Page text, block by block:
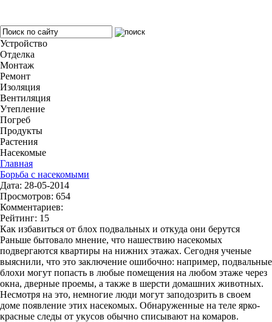
Устройство
Отделка
Монтаж
Ремонт
Изоляция
Вентиляция
Утепление
Погреб
Продукты
Растения
Насекомые
Главная
Борьба с насекомыми
Дата: 28-05-2014
Просмотров: 654
Комментариев:
Рейтинг: 15
Как избавиться от блох подвальных и откуда они берутся
Раньше бытовало мнение, что нашествию насекомых
подвергаются квартиры на нижних этажах. Сегодня ученые
выяснили, что это заключение ошибочно: например, подвальные
блохи могут попасть в любые помещения на любом этаже через
окна, дверные проемы, а также в шерсти домашних животных.
Несмотря на это, немногие люди могут заподозрить в своем
доме появление этих насекомых. Обнаруженные на теле ярко-
красные следы от укусов обычно списывают на комаров.